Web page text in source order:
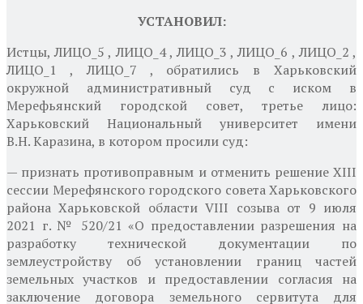
УСТАНОВИЛ:
Истцы, ЛИЦО_5 ,ЛИЦО_4 , ЛИЦО_3 , ЛИЦО_6 , ЛИЦО_2 ,
ЛИЦО_1 , ЛИЦО_7 , обратились в Харьковский
окружной административный суд с иском в
Мерефьянский городской совет, третье лицо:
Харьковский Национальный университет имени
В.Н. Каразина, в котором просили суд:
— признать противоправным и отменить решение XIII
сессии Мерефянского городского совета Харьковского
района Харьковской области VIII созыва от 9 июля
2021 г. № 520/21 «О предоставлении разрешения на
разработку технической документации по
землеустройству об установлении границ частей
земельных участков и предоставлении согласия на
заключение договора земельного сервитута для